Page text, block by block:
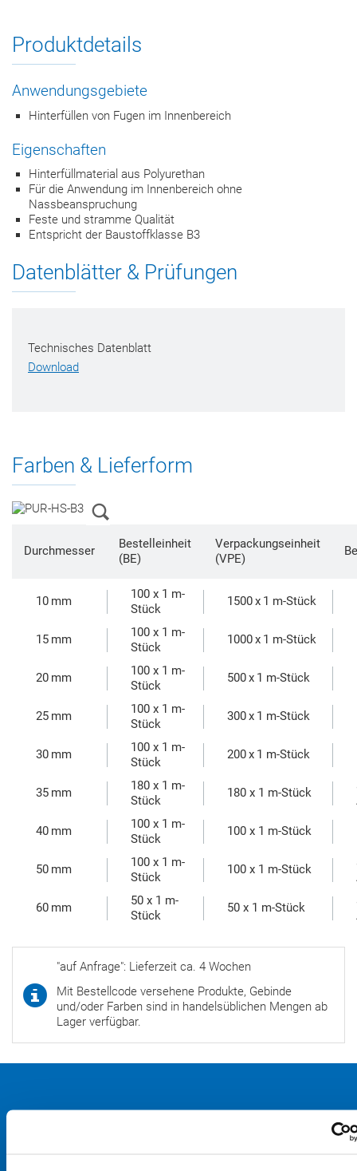
Produktdetails
Anwendungsgebiete
Hinterfüllen von Fugen im Innenbereich
Eigenschaften
Hinterfüllmaterial aus Polyurethan
Für die Anwendung im Innenbereich ohne
Nassbeanspruchung
Feste und stramme Qualität
Entspricht der Baustoffklasse B3
Datenblätter & Prüfungen
Technisches Datenblatt
Download
Farben & Lieferform
Durchmesser
Bestelleinheit
(BE)
Verpackungseinheit
(VPE)
10 mm
100 x 1 m-
Stück
1500 x 1 m-Stück
15 mm
100 x 1 m-
Stück
1000 x 1 m-Stück
20 mm
100 x 1 m-
Stück
500 x 1 m-Stück
25 mm
100 x 1 m-
Stück
300 x 1 m-Stück
30 mm
100 x 1 m-
Stück
200 x 1 m-Stück
35 mm
180 x 1 m-
Stück
180 x 1 m-Stück
40 mm
100 x 1 m-
Stück
100 x 1 m-Stück
50 mm
100 x 1 m-
Stück
100 x 1 m-Stück
60 mm
50 x 1 m-
Stück
50 x 1 m-Stück
"auf Anfrage": Lieferzeit ca. 4 Wochen
Mit Bestellcode versehene Produkte, Gebinde
und/oder Farben sind in handelsüblichen Mengen ab
Lager verfügbar.